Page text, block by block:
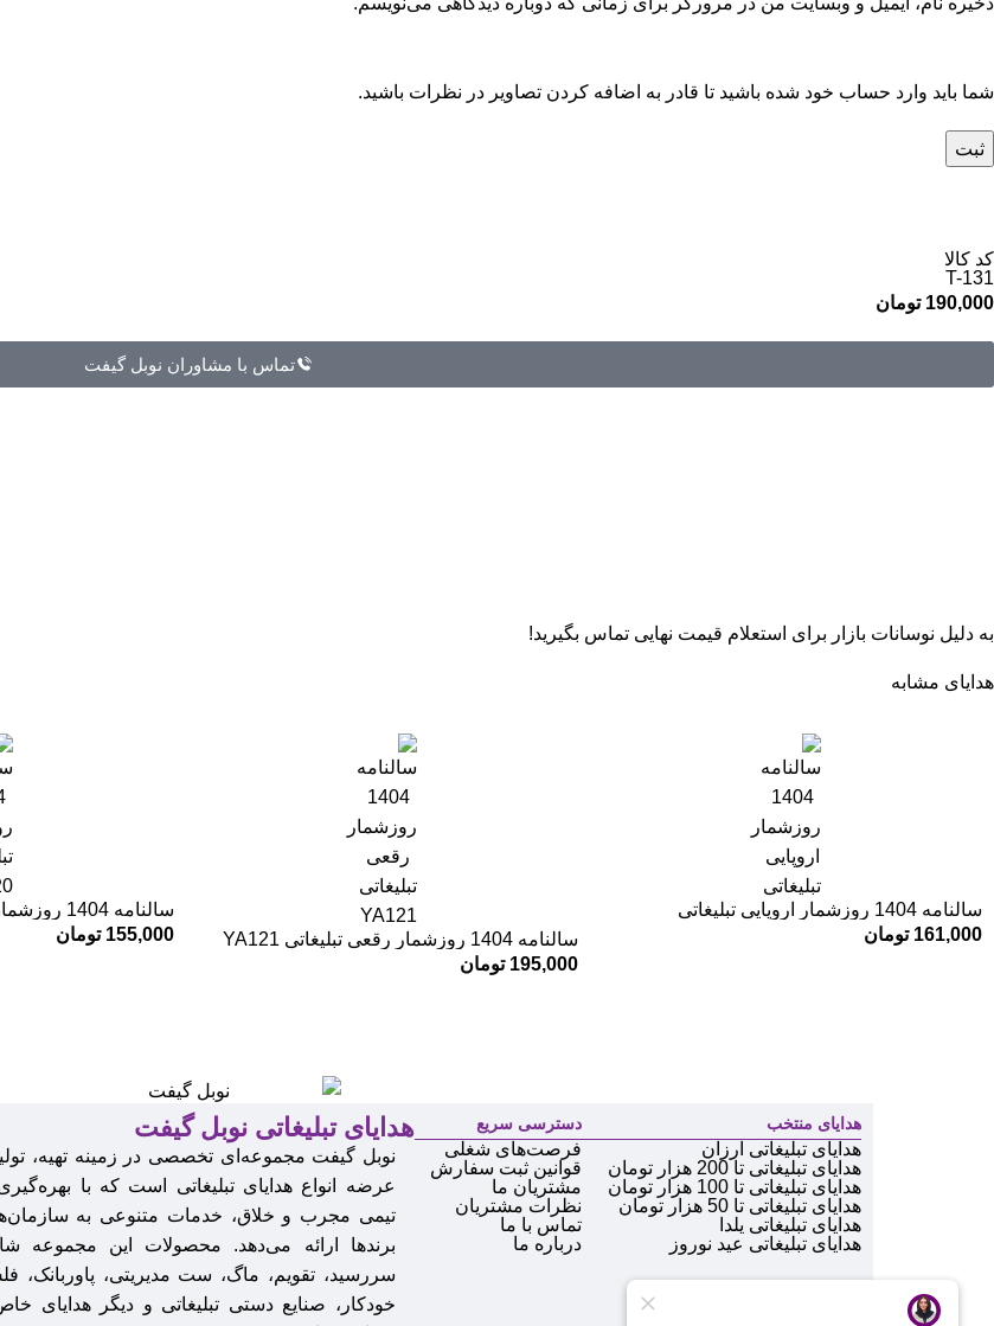
شما باید وارد حساب خود شده باشید تا قادر به اضافه کردن تصاویر در نظرات باشید.
کد کالا
T-131
190,000 تومان
تماس با مشاوران نوبل گیفت
به دلیل نوسانات بازار برای استعلام قیمت نهایی تماس بگیرید!
هدایای مشابه
سالنامه 1404 روزشمار اروپایی تبلیغاتی
161,000 تومان
سالنامه 1404 روزشمار رقعی تبلیغاتی YA121
195,000 تومان
سالنامه 1404 روزشمار تبلیغاتی YA120
155,000 تومان
هدایای منتخب
هدایای تبلیغاتی ارزان
هدایای تبلیغاتی تا 200 هزار تومان
هدایای تبلیغاتی تا 100 هزار تومان
هدایای تبلیغاتی تا 50 هزار تومان
هدایای تبلیغاتی یلدا
هدایای تبلیغاتی عید نوروز
دسترسی سریع
فرصت‌های شغلی
قوانین ثبت سفارش
مشتریان ما
نظرات مشتریان
تماس با ما
درباره ما
هدایای تبلیغاتی نوبل گیفت
نوبل گیفت مجموعه‌ای تخصصی در زمینه تهیه،
عرضه انواع هدایای تبلیغاتی است که با
تیمی مجرب و خلاق، خدمات متنوعی به
برندها ارائه می‌دهد. محصولات این مجموعه
سررسید، تقویم، ماگ، ست مدیریتی، پاوربانک،
خودکار، صنایع دستی تبلیغاتی و دیگر هدایای